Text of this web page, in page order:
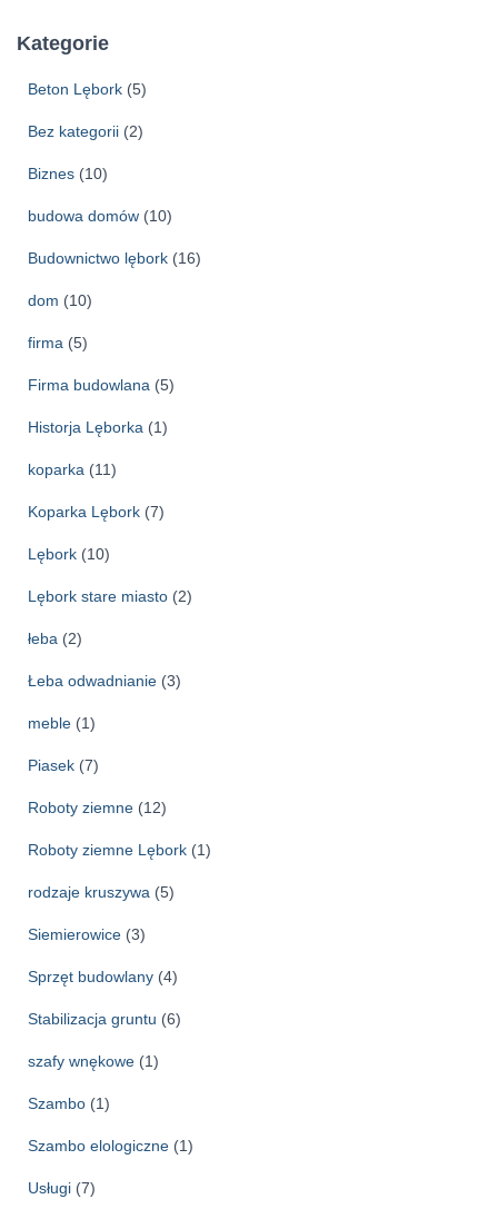
h
Kategorie
Beton Lębork (5)
Bez kategorii (2)
Biznes (10)
budowa domów (10)
Budownictwo lębork (16)
dom (10)
firma (5)
Firma budowlana (5)
Historja Lęborka (1)
koparka (11)
Koparka Lębork (7)
Lębork (10)
Lębork stare miasto (2)
łeba (2)
Łeba odwadnianie (3)
meble (1)
Piasek (7)
Roboty ziemne (12)
Roboty ziemne Lębork (1)
rodzaje kruszywa (5)
Siemierowice (3)
Sprzęt budowlany (4)
Stabilizacja gruntu (6)
szafy wnękowe (1)
Szambo (1)
Szambo elologiczne (1)
Usługi (7)